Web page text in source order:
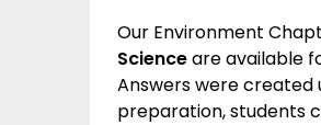
Our Environment
Scienceare available
Answers were created
preparation, students